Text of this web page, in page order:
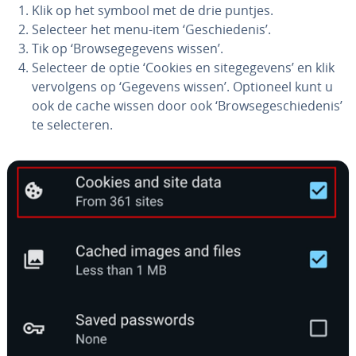
Klik op het symbool met de drie puntjes.
Selecteer het menu-item ‘Ge­schie­de­nis’.
Tik op ‘Brow­se­ge­ge­vens wissen’.
Selecteer de optie ‘Cookies en si­te­ge­ge­vens’ en klik
ver­vol­gens op ‘Gegevens wissen’. Optioneel kunt u
ook de cache wissen door ook ‘Brow­se­ge­schie­de­nis’
te se­lec­te­ren.